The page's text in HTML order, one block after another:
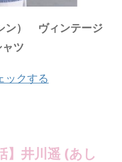
ン） ヴィンテージ
ツ
ックする
】井川遥 (あし